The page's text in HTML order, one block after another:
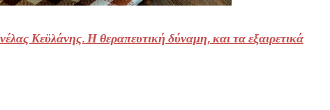
Κεϋλάνης. Η θεραπευτική δύναμη, και τα εξαιρετικά